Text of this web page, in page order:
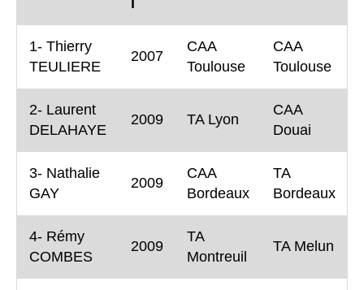
1- Thierry
TEULIERE
2007
CAA
Toulouse
CAA
Toulouse
2- Laurent
DELAHAYE
2009 TA Lyon
CAA
Douai
3- Nathalie
GAY
2009
CAA
Bordeaux
TA
Bordeaux
4- Rémy
COMBES
2009
TA
Montreuil
TA Melun